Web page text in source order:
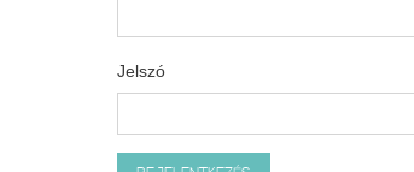
Jelszó